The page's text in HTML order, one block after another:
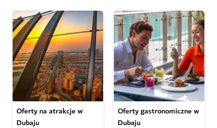
Oferty na atrakcje w
Dubaju
Oferty gastronomiczne w
Dubaju